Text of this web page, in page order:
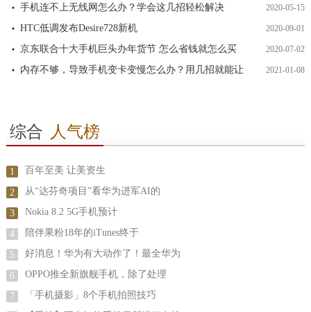
手机连不上无线网怎么办？学会这几招轻松解决 2020-05-15
HTC低调发布Desire728新机 2020-09-01
京东联合十大手机巨头办年货节 怎么省钱就怎么买 2020-07-02
内存不够，导致手机变卡变慢怎么办？用几招就能让 2021-01-08
综合 人气榜
1 百年至美 让美资生
2 从“达芬奇项目”看华为进军AI的
3 Nokia 8.2 5G手机预计
4 陪伴果粉18年的iTunes终于
5 好消息！华为有大动作了！最全华为
6 OPPO推全新旗舰手机，除了处理
7 「手机摄影」8个手机拍照技巧